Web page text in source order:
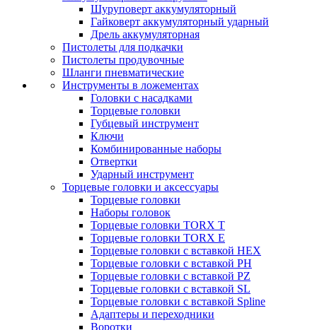
Шуруповерт аккумуляторный
Гайковерт аккумуляторный ударный
Дрель аккумуляторная
Пистолеты для подкачки
Пистолеты продувочные
Шланги пневматические
Инструменты в ложементах
Головки с насадками
Торцевые головки
Губцевый инструмент
Ключи
Комбинированные наборы
Отвертки
Ударный инструмент
Торцевые головки и аксессуары
Торцевые головки
Наборы головок
Торцевые головки TORX T
Торцевые головки TORX Е
Торцевые головки с вставкой HEX
Торцевые головки с вставкой PH
Торцевые головки с вставкой PZ
Торцевые головки с вставкой SL
Торцевые головки с вставкой Spline
Адаптеры и переходники
Воротки